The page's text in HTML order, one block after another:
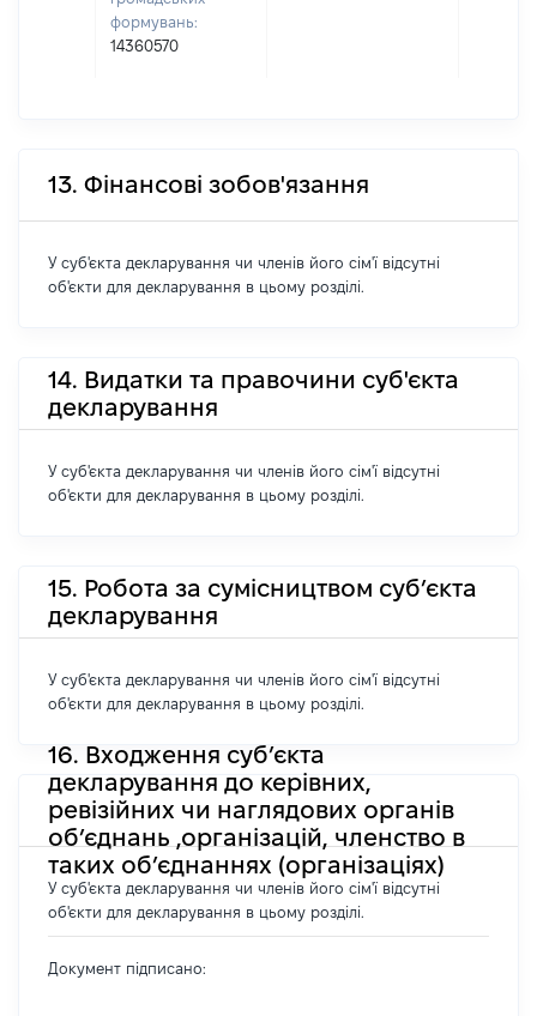
формувань:
14360570
13. Фінансові зобов'язання
У суб'єкта декларування чи членів його сім'ї відсутні
об'єкти для декларування в цьому розділі.
14. Видатки та правочини суб'єкта
декларування
У суб'єкта декларування чи членів його сім'ї відсутні
об'єкти для декларування в цьому розділі.
15. Робота за сумісництвом суб’єкта
декларування
У суб'єкта декларування чи членів його сім'ї відсутні
об'єкти для декларування в цьому розділі.
16. Входження суб’єкта
декларування до керівних,
ревізійних чи наглядових органів
об’єднань ,організацій, членство в
таких об’єднаннях (організаціях)
У суб'єкта декларування чи членів його сім'ї відсутні
об'єкти для декларування в цьому розділі.
Документ підписано: